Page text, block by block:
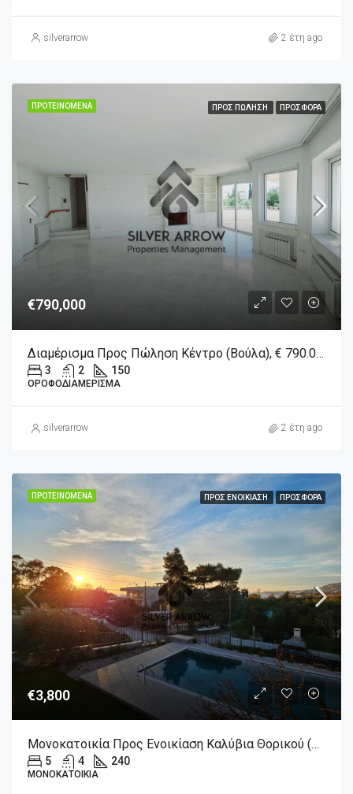
silverarrow 2 έτη ago
ΠΡΟΤΕΙΝΌΜΕΝΑ ΠΡΟΣ ΠΏΛΗΣΗ ΠΡΟΣΦΟΡΆ
€790,000
Διαμέρισμα Προς Πώληση Κέντρο (Βούλα), € 790.000, 150 Τ.Μ.
3 2 150
ΟΡΟΦΟΔΙΑΜΈΡΙΣΜΑ
silverarrow 2 έτη ago
ΠΡΟΤΕΙΝΌΜΕΝΑ ΠΡΟΣ ΕΝΟΙΚΊΑΣΗ ΠΡΟΣΦΟΡΆ
€3,800
Μονοκατοικία Προς Ενοικίαση Καλύβια Θορικού (Λαγονήσι), € 3.800, 240 Τ.Μ.
5 4 240
ΜΟΝΟΚΑΤΟΙΚΊΑ